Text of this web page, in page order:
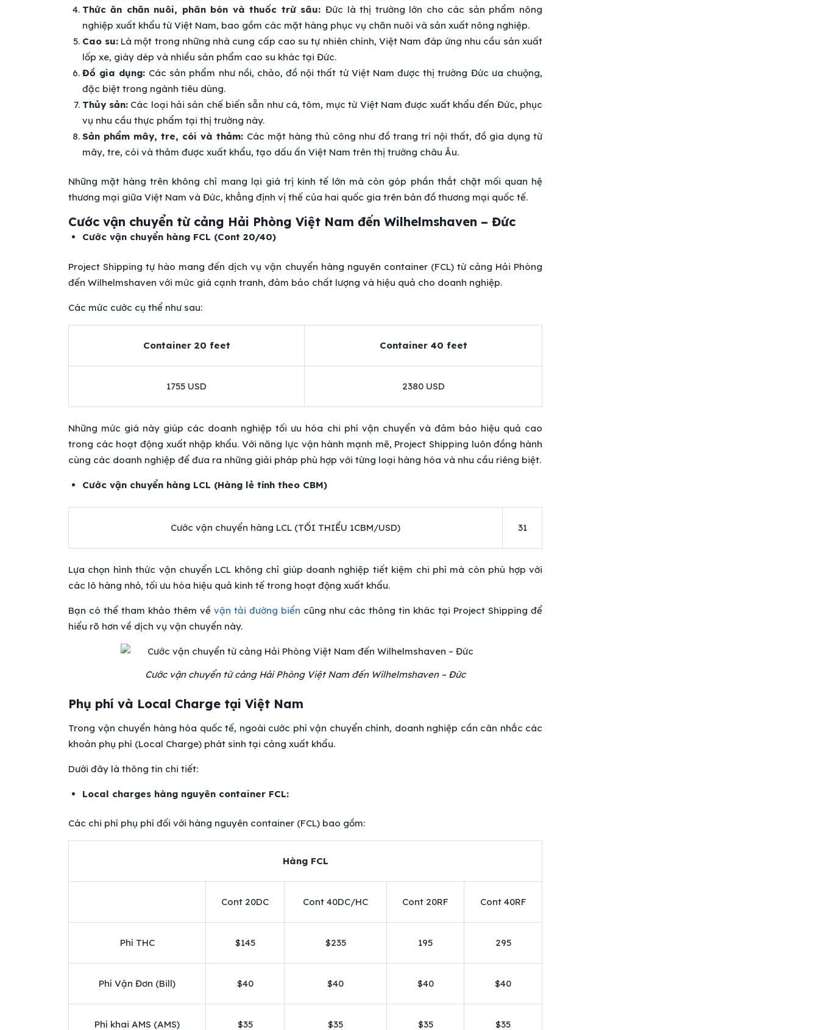
Thức ăn chăn nuôi, phân bón và thuốc trừ sâu:Đức là thị trường lớn cho các sản phẩm nông
nghiệp xuất khẩu từ Việt Nam, bao gồm các mặt hàng phục vụ chăn nuôi và sản xuất nông nghiệp.
Cao su:Là một trong những nhà cung cấp cao su tự nhiên chính, Việt Nam đáp ứng nhu cầu sản xuất
lốp xe, giày dép và nhiều sản phẩm cao su khác tại Đức.
Đồ gia dụng: Các sản phẩm như nồi, chảo, đồ nội thất từ Việt Nam được thị trường Đức ưa chuộng,
đặc biệt trong ngành tiêu dùng.
Thủy sản:Các loại hải sản chế biến sẵn như cá, tôm, mực từ Việt Nam được xuất khẩu đến Đức, phục
vụ nhu cầu thực phẩm tại thị trường này.
Sản phẩm mây, tre, cói và thảm: Các mặt hàng thủ công như đồ trang trí nội thất, đồ gia dụng từ
mây, tre, cói và thảm được xuất khẩu, tạo dấu ấn Việt Nam trên thị trường châu Âu.
Những mặt hàng trên không chỉ mang lại giá trị kinh tế lớn mà còn góp phần thắt chặt mối quan hệ
thương mại giữa Việt Nam và Đức, khẳng định vị thế của hai quốc gia trên bản đồ thương mại quốc tế.
Cước vận chuyển từ cảng Hải Phòng Việt Nam đến Wilhelmshaven – Đức
Cước vận chuyển hàng FCL (Cont 20/40)
Project Shipping tự hào mang đến dịch vụ vận chuyển hàng nguyên container (FCL) từ cảng Hải Phòng
đến Wilhelmshaven với mức giá cạnh tranh, đảm bảo chất lượng và hiệu quả cho doanh nghiệp.
Các mức cước cụ thể như sau:
Container 20 feet Container 40 feet
1755 USD 2380 USD
Những mức giá này giúp các doanh nghiệp tối ưu hóa chi phí vận chuyển và đảm bảo hiệu quả cao
trong các hoạt động xuất nhập khẩu. Với năng lực vận hành mạnh mẽ, Project Shipping luôn đồng hành
cùng các doanh nghiệp để đưa ra những giải pháp phù hợp với từng loại hàng hóa và nhu cầu riêng biệt.
Cước vận chuyển hàng LCL (Hàng lẻ tính theo CBM)
Cước vận chuyển hàng LCL (TỐI THIỂU 1CBM/USD) 31
Lựa chọn hình thức vận chuyển LCL không chỉ giúp doanh nghiệp tiết kiệm chi phí mà còn phù hợp với
các lô hàng nhỏ, tối ưu hóa hiệu quả kinh tế trong hoạt động xuất khẩu.
Bạn có thể tham khảo thêm về vận tải đường biển cũng như các thông tin khác tại Project Shipping để
hiểu rõ hơn về dịch vụ vận chuyển này.
Cước vận chuyển từ cảng Hải Phòng Việt Nam đến Wilhelmshaven – Đức
Phụ phí và Local Charge tại Việt Nam
Trong vận chuyển hàng hóa quốc tế, ngoài cước phí vận chuyển chính, doanh nghiệp cần cân nhắc các
khoản phụ phí (Local Charge) phát sinh tại cảng xuất khẩu.
Dưới đây là thông tin chi tiết:
Local charges hàng nguyên container FCL:
Các chi phí phụ phí đối với hàng nguyên container (FCL) bao gồm:
Hàng FCL
Cont 20DC Cont 40DC/HC Cont 20RF Cont 40RF
Phí THC $145 $235 195 295
Phí Vận Đơn (Bill) $40 $40 $40 $40
Phí khai AMS (AMS) $35 $35 $35 $35